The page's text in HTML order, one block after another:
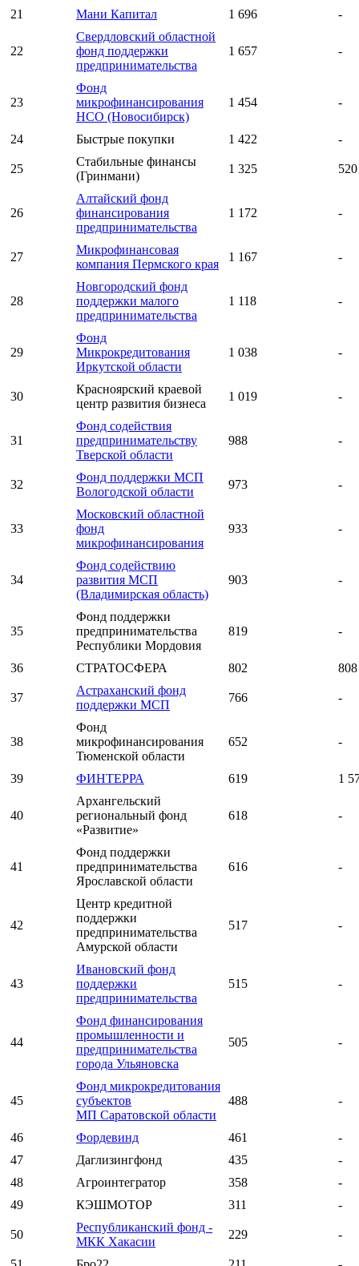
21 Мани Капитал 1 696 -
22
Свердловский областной
фонд поддержки
предпринимательства
1 657 -
23
Фонд
микрофинансирования
НСО (Новосибирск)
1 454 -
24 Быстрые покупки 1 422 -
25
Стабильные финансы
(Гринмани)
1 325 520
26
Алтайский фонд
финансирования
предпринимательства
1 172 -
27
Микрофинансовая
компания Пермского края
1 167 -
28
Новгородский фонд
поддержки малого
предпринимательства
1 118 -
29
Фонд
Микрокредитования
Иркутской области
1 038 -
30
Красноярский краевой
центр развития бизнеса
1 019 -
31
Фонд содействия
предпринимательству
Тверской области
988 -
32
Фонд поддержки МСП
Вологодской области
973 -
33
Московский областной
фонд
микрофинансирования
933 -
34
Фонд содействию
развития МСП
(Владимирская область)
903 -
35
Фонд поддержки
предпринимательства
Республики Мордовия
819 -
36 СТРАТОСФЕРА 802 808
37
Астраханский фонд
поддержки МСП
766 -
38
Фонд
микрофинансирования
Тюменской области
652 -
39 ФИНТЕРРА 619 1
40
Архангельский
региональный фонд
«Развитие»
618 -
41
Фонд поддержки
предпринимательства
Ярославской области
616 -
42
Центр кредитной
поддержки
предпринимательства
Амурской области
517 -
43
Ивановский фонд
поддержки
предпринимательства
515 -
44
Фонд финансирования
промышленности и
предпринимательства
города Ульяновска
505 -
45
Фонд микрокредитования
субъектов
МП Саратовской области
488 -
46 Фордевинд 461
-
47
Даглизингфонд 435
-
48
Агроинтегратор 358
-
49
КЭШМОТОР 311 -
50
Республиканский фонд -
МКК Хакасии
229 -